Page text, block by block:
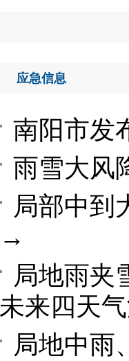
应急信息
南阳市发
雨雪大风
局部中到
→
局地雨夹
未来四天
局地中雨